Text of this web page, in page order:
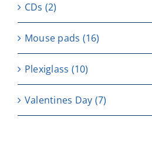
CDs (2)
Μouse pads (16)
Plexiglass (10)
Valentines Day (7)